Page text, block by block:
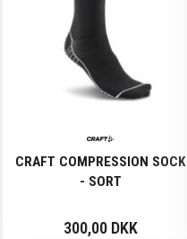
CRAFT COMPRESSION SOCK
- SORT
300,00 DKK